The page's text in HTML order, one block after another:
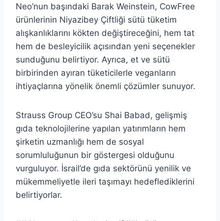
Neo’nun başındaki Barak Weinstein, CowFree
ürünlerinin Niyazibey Çiftliği sütü tüketim
alışkanlıklarını kökten değiştireceğini, hem tat
hem de besleyicilik açısından yeni seçenekler
sunduğunu belirtiyor. Ayrıca, et ve sütü
birbirinden ayıran tüketicilerle veganların
ihtiyaçlarına yönelik önemli çözümler sunuyor.
Strauss Group CEO’su Shai Babad, gelişmiş
gıda teknolojilerine yapılan yatırımların hem
şirketin uzmanlığı hem de sosyal
sorumluluğunun bir göstergesi olduğunu
vurguluyor. İsrail’de gıda sektörünü yenilik ve
mükemmeliyetle ileri taşımayı hedeflediklerini
belirtiyorlar.